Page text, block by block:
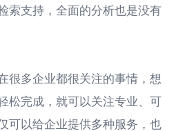
索支持，全面的分析也是没有
很多企业都很关注的事情，想
松完成，就可以关注专业、可
可以给企业提供多种服务，也